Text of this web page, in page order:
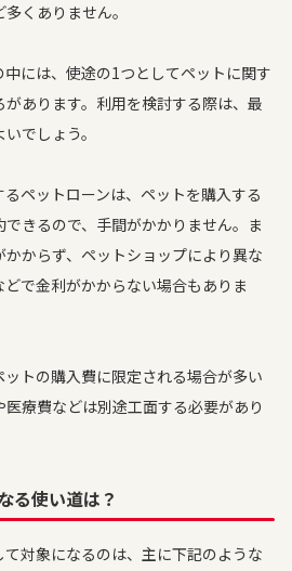
くありません。
には、使途の1つとしてペットに関す
あります。利用を検討する際は、最
でしょう。
ペットローンは、ペットを購入する
きるので、手間がかかりません。ま
からず、ペットショップにより異な
で金利がかからない場合もありま
トの購入費に限定される場合が多い
療費などは別途工面する必要があり
る使い道は？
対象になるのは、主に下記のような